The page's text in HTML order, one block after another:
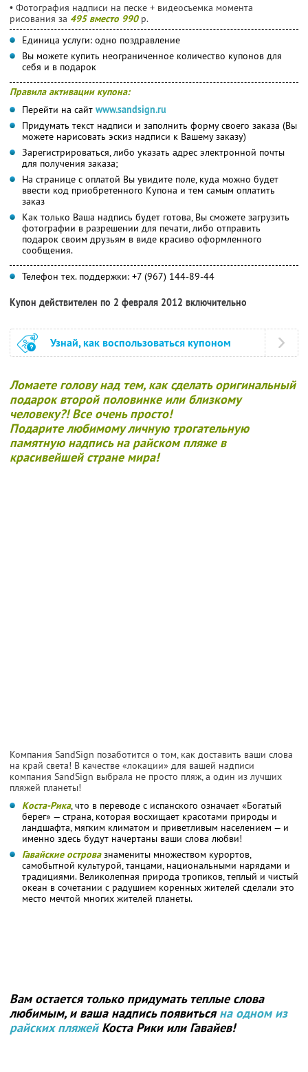
• Фотография надписи на песке + видеосъемка момента
рисования за 495 вместо 990 р.
Единица услуги: одно поздравление
Вы можете купить неограниченное количество купонов для
себя и в подарок
Правила активации купона:
Перейти на сайт www.sandsign.ru
Придумать текст надписи и заполнить форму своего заказа (Вы
можете нарисовать эскиз надписи к Вашему заказу)
Зарегистрироваться, либо указать адрес электронной почты
для получения заказа;
На странице с оплатой Вы увидите поле, куда можно будет
ввести код приобретенного Купона и тем самым оплатить
заказ
Как только Ваша надпись будет готова, Вы сможете загрузить
фотографии в разрешении для печати, либо отправить
подарок своим друзьям в виде красиво оформленного
сообщения.
Телефон тех. поддержки: +7 (967) 144-89-44
Купон действителен по 2 февраля 2012 включительно
Узнай, как воспользоваться купоном
Ломаете голову над тем, как сделать оригинальный
подарок второй половинке или близкому
человеку?!Все очень просто!
Подарите любимому личную трогательную
памятную надпись на райском пляже в
красивейшей стране мира!
Компания SandSign позаботится о том, как доставить ваши слова
на край света! В качестве «локации» для вашей надписи
компания SandSign выбрала не просто пляж, а один из лучших
пляжей планеты!
Коста-Рика, что в переводе с испанского означает «Богатый
берег» — страна, которая восхищает красотами природы и
ландшафта, мягким климатом и приветливым населением — и
именно здесь будут начертаны ваши слова любви!
Гавайcкие островазнамениты множеством курортов,
самобытной культурой, танцами, национальными нарядами и
традициями. Великолепная природа тропиков, теплый и чистый
океан в сочетании с радушием коренных жителей сделали это
место мечтой многих жителей планеты.
Вам остается только придумать теплые слова
любимым, и ваша надпись появитьсяна одном из
райских пляжейКоста Рики или Гавайев!